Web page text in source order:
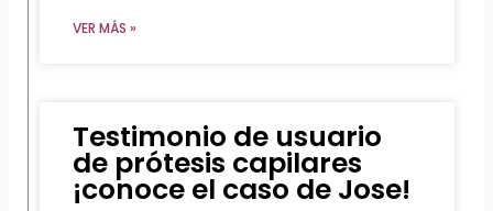
VER MÁS »
Testimonio de usuario
de prótesis capilares
¡conoce el caso de Jose!